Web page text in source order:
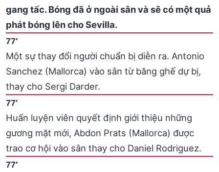
gang tấc. Bóng đã ở ngoài sân và sẽ có một quả
phát bóng lên cho Sevilla.
77′
Một sự thay đổi người chuẩn bị diễn ra. Antonio
Sanchez (Mallorca) vào sân từ băng ghế dự bị,
thay cho Sergi Darder.
77′
Huấn luyện viên quyết định giới thiệu những
gương mặt mới, Abdon Prats (Mallorca) được
trao cơ hội vào sân thay cho Daniel Rodriguez.
77′